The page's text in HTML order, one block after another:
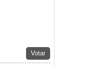
para poder
Felicidades....
anunciar la
Votar